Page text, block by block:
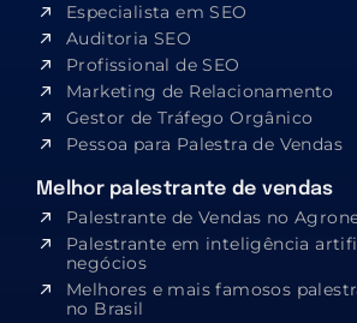
Especialista em SEO​
Auditoria SEO
Profissional de SEO
Marketing de Relacionamento
Gestor de Tráfego Orgânico
Pessoa para Palestra de Vendas
Melhor palestrante de vendas
Palestrante de Vendas no
Palestrante em inteligência
negócios
Melhores e mais famosos
no Brasil